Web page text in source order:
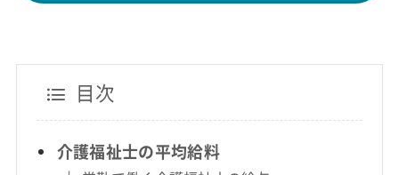
目次
介護福祉士の平均給料